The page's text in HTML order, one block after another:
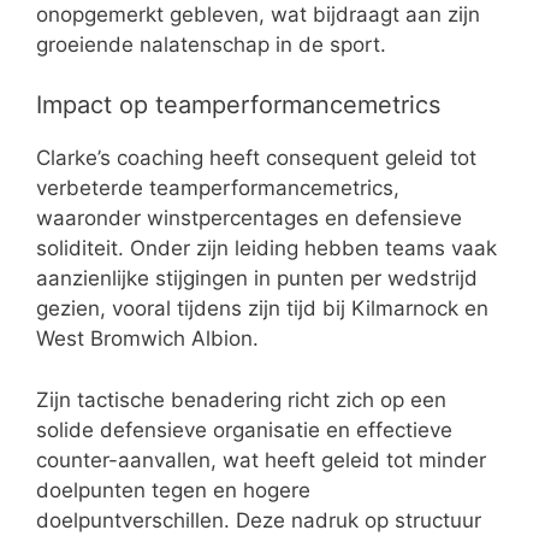
onopgemerkt gebleven, wat bijdraagt aan zijn
groeiende nalatenschap in de sport.
Impact op teamperformancemetrics
Clarke’s coaching heeft consequent geleid tot
verbeterde teamperformancemetrics,
waaronder winstpercentages en defensieve
soliditeit. Onder zijn leiding hebben teams vaak
aanzienlijke stijgingen in punten per wedstrijd
gezien, vooral tijdens zijn tijd bij Kilmarnock en
West Bromwich Albion.
Zijn tactische benadering richt zich op een
solide defensieve organisatie en effectieve
counter-aanvallen, wat heeft geleid tot minder
doelpunten tegen en hogere
doelpuntverschillen. Deze nadruk op structuur